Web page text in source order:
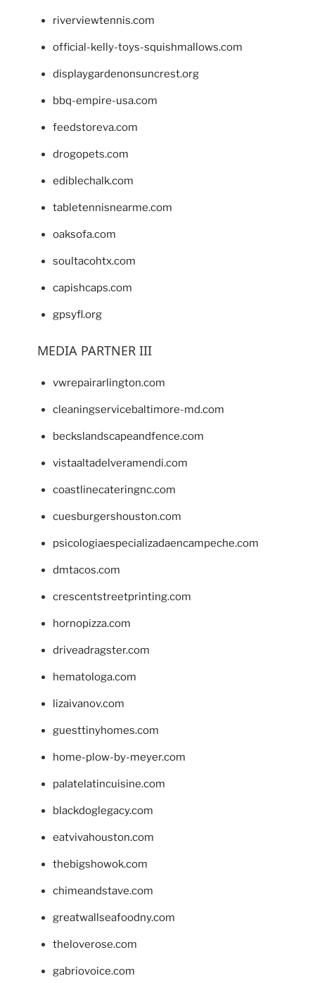
riverviewtennis.com
official-kelly-toys-squishmallows.com
displaygardenonsuncrest.org
bbq-empire-usa.com
feedstoreva.com
drogopets.com
ediblechalk.com
tabletennisnearme.com
oaksofa.com
soultacohtx.com
capishcaps.com
gpsyfl.org
MEDIA PARTNER III
vwrepairarlington.com
cleaningservicebaltimore-md.com
beckslandscapeandfence.com
vistaaltadelveramendi.com
coastlinecateringnc.com
cuesburgershouston.com
psicologiaespecializadaencampeche.com
dmtacos.com
crescentstreetprinting.com
hornopizza.com
driveadragster.com
hematologa.com
lizaivanov.com
guesttinyhomes.com
home-plow-by-meyer.com
palatelatincuisine.com
blackdoglegacy.com
eatvivahouston.com
thebigshowok.com
chimeandstave.com
greatwallseafoodny.com
theloverose.com
gabriovoice.com